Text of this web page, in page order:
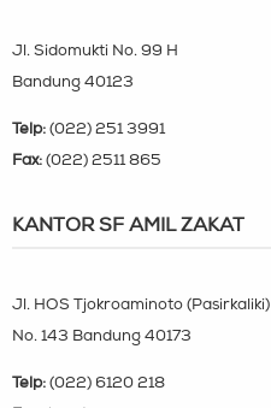
Jl. Sidomukti No. 99 H
Bandung 40123
Telp: (022) 251 3991
Fax: (022) 2511 865
KANTOR SF AMIL ZAKAT
Jl. HOS Tjokroaminoto (Pasirkaliki)
No. 143 Bandung 40173
Telp: (022) 6120 218